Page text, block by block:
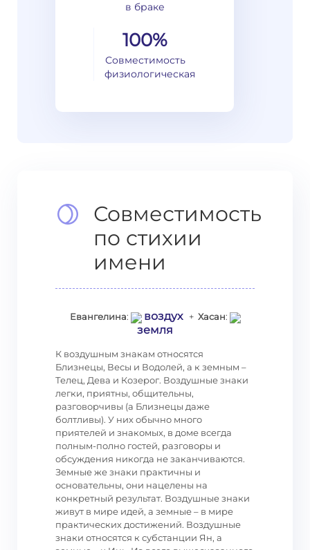
в браке
100%
Совместимость
физиологическая
Совместимость
по стихии
имени
Евангелина: воздух+ Хасан:
земля
К воздушным знакам относятся
Близнецы, Весы и Водолей, а к земным –
Телец, Дева и Козерог. Воздушные знаки
легки, приятны, общительны,
разговорчивы (а Близнецы даже
болтливы). У них обычно много
приятелей и знакомых, в доме всегда
полным-полно гостей, разговоры и
обсуждения никогда не заканчиваются.
Земные же знаки практичны и
основательны, они нацелены на
конкретный результат. Воздушные знаки
живут в мире идей, а земные – в мире
практических достижений. Воздушные
знаки относятся к субстанции Ян, а